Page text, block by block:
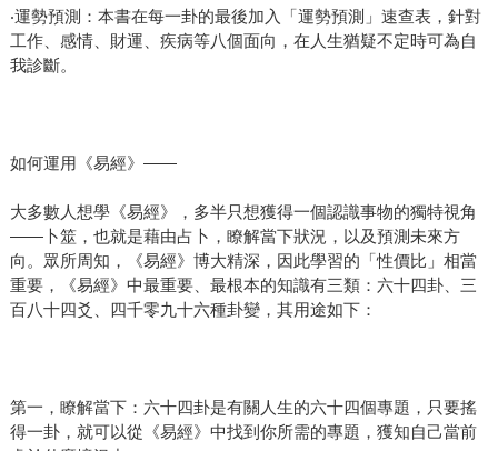
‧運勢預測：本書在每一卦的最後加入「運勢預測」速查表，針對
工作、感情、財運、疾病等八個面向，在人生猶疑不定時可為自
我診斷。
如何運用《易經》——
大多數人想學《易經》，多半只想獲得一個認識事物的獨特視角
——卜筮，也就是藉由占卜，瞭解當下狀況，以及預測未來方
向。眾所周知，《易經》博大精深，因此學習的「性價比」相當
重要，《易經》中最重要、最根本的知識有三類：六十四卦、三
百八十四爻、四千零九十六種卦變，其用途如下：
第一，瞭解當下：六十四卦是有關人生的六十四個專題，只要搖
得一卦，就可以從《易經》中找到你所需的專題，獲知自己當前